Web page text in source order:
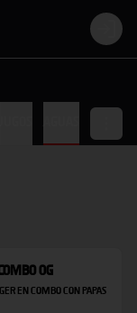
Login
OG
en combo con papas